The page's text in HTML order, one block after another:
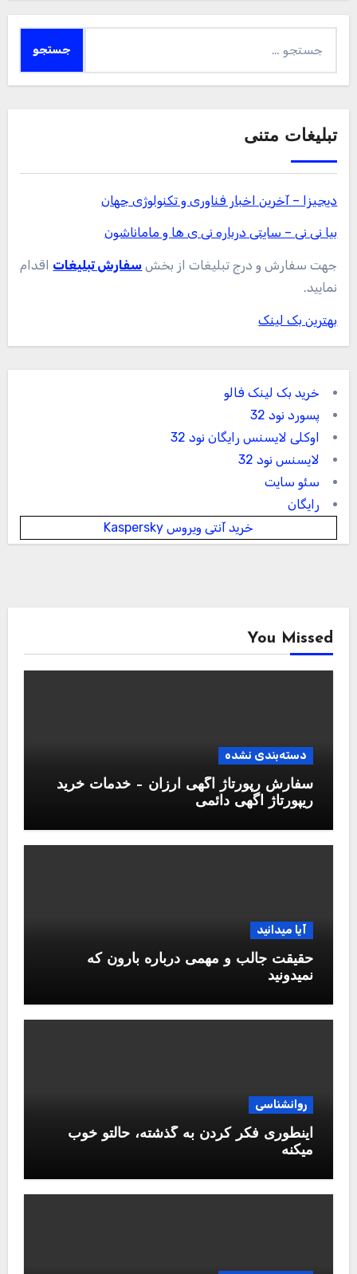
برای:
تبلیغات متنی
دیجیزا – آخرین اخبار فناوری و تکنولوژی جهان
بیا نی نی – سایتی درباره نی ی ها و ماماناشون
جهت سفارش و درج تبلیغات از بخش سفارش تبلیغات اقدام
نمایید.
بهترین بک لینک
خرید بک لینک فالو
پسورد نود 32
اوکلی لایسنس رایگان نود 32
لایسنس نود 32
سئو سایت
رایگان
خرید آنتی ویروس Kaspersky
You Missed
دسته‌بندی نشده
سفارش رپورتاژ آگهی ارزان – خدمات خرید
ریپورتاژ اگهی دائمی
آیا میدانید
حقیقت جالب و مهمی درباره بارون که
نمیدونید
روانشناسی
اینطوری فکر کردن به گذشته، حالتو خوب
میکنه